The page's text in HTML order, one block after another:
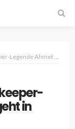
Ayberk geht in Ruhestand
in